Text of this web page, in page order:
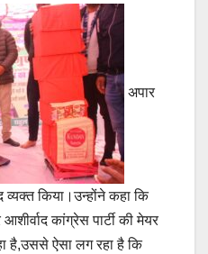
अपार
किया।उन्होंने कहा कि
कांग्रेस पार्टी की मेयर
है,उससे ऐसा लग रहा है कि